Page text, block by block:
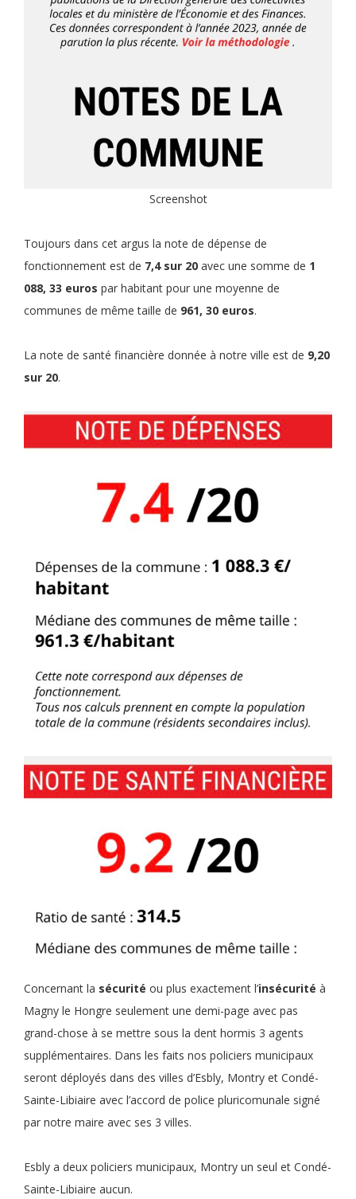
Screenshot
Toujours dans cet argus la note de dépense de
fonctionnement est de 7,4 sur 20 avec une somme de 1
088, 33 euros par habitant pour une moyenne de
communes de même taille de 961, 30 euros.
La note de santé financière donnée à notre ville est de 9,20
sur 20.
Concernant la sécurité ou plus exactement l’insécurité à
Magny le Hongre seulement une demi-page avec pas
grand-chose à se mettre sous la dent hormis 3 agents
supplémentaires. Dans les faits nos policiers municipaux
seront déployés dans des villes d’Esbly, Montry et Condé-
Sainte-Libiaire avec l’accord de police pluricomunale signé
par notre maire avec ses 3 villes.
Esbly a deux policiers municipaux, Montry un seul et Condé-
Sainte-Libiaire aucun.